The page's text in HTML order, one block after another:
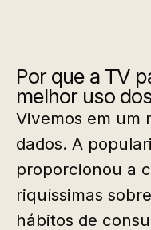
Por que a TV
melhor uso
Vivemos em um
dados. A
proporcionou a
riquíssimas
hábitos de